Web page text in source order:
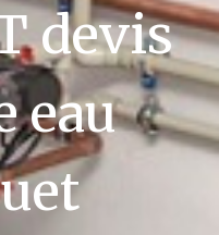
devis
eau